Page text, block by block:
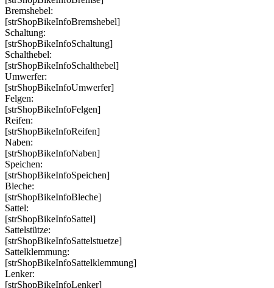
Bremshebel:
[strShopBikeInfoBremshebel]
Schaltung:
[strShopBikeInfoSchaltung]
Schalthebel:
[strShopBikeInfoSchalthebel]
Umwerfer:
[strShopBikeInfoUmwerfer]
Felgen:
[strShopBikeInfoFelgen]
Reifen:
[strShopBikeInfoReifen]
Naben:
[strShopBikeInfoNaben]
Speichen:
[strShopBikeInfoSpeichen]
Bleche:
[strShopBikeInfoBleche]
Sattel:
[strShopBikeInfoSattel]
Sattelstütze:
[strShopBikeInfoSattelstuetze]
Sattelklemmung:
[strShopBikeInfoSattelklemmung]
Lenker:
[strShopBikeInfoLenker]